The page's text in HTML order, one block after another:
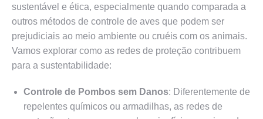
sustentável e ética, especialmente quando comparada a
outros métodos de controle de aves que podem ser
prejudiciais ao meio ambiente ou cruéis com os animais.
Vamos explorar como as redes de proteção contribuem
para a sustentabilidade:
Controle de Pombos sem Danos: Diferentemente de
repelentes químicos ou armadilhas, as redes de